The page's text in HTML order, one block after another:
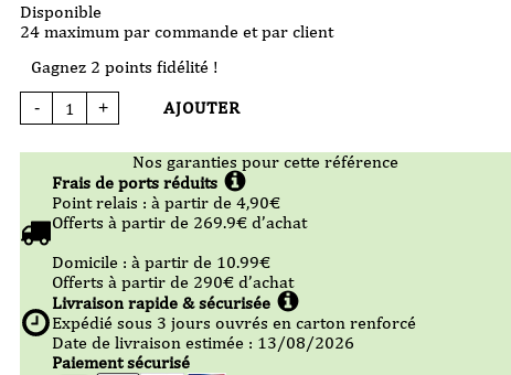
Disponible
24 maximum par commande et par client
Gagnez 2 points fidélité !
-
quantité
de
VC
33cl
+ AJOUTER
Nos garanties pour cette référence
Frais de ports réduits
Point relais :à partir de 4,90€
Offerts à partir de 269.9€ d’achat
Domicile :à partir de 10.99€
Offerts à partir de 290€ d’achat
Livraison rapide & sécurisée
Expédié sous 3 jours ouvrés en carton renforcé
Date de livraison estimée : 13/08/2026
Paiement sécurisé